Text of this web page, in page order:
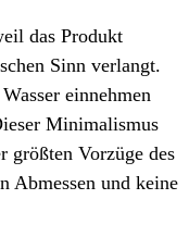
das Produkt
Sinn verlangt.
einnehmen
Minimalismus
größten Vorzüge des
Abmessen und keine